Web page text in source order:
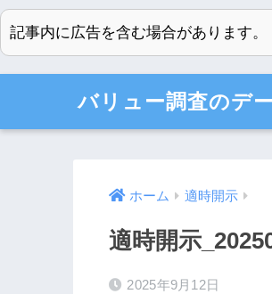
記事内に広告を含む場合があります
バリュー調査のデ
ホーム 適時開示
適時開示
2025年9月12日